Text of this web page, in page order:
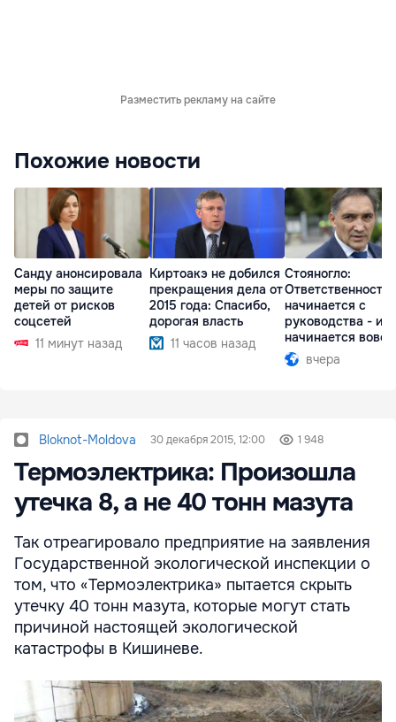
Разместить рекламу на сайте
Похожие новости
Санду анонсировала
меры по защите
детей от рисков
соцсетей
11 минут назад
Киртоакэ не добился
прекращения дела от
2015 года: Спасибо,
дорогая власть
11 часов назад
Стояногло:
Ответственность
начинается с
руководства -
начинается вовсе
вчера
Bloknot-Moldova 30 декабря 2015, 12:00 1 948
Термоэлектрика: Произошла
утечка 8, а не 40 тонн мазута
Так отреагировало предприятие на заявления
Государственной экологической инспекции о
том, что «Термоэлектрика» пытается скрыть
утечку 40 тонн мазута, которые могут стать
причиной настоящей экологической
катастрофы в Кишиневе.